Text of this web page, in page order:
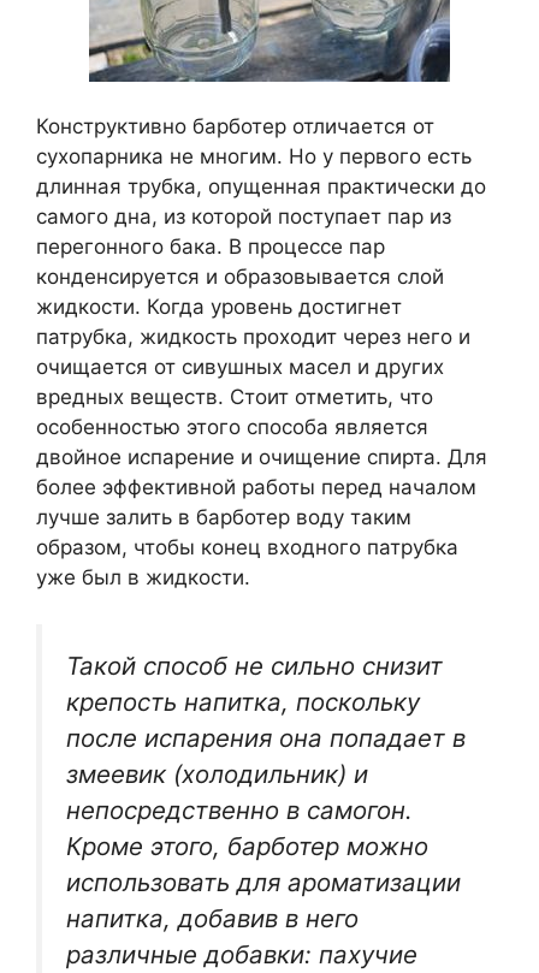
Конструктивно барботер отличается от
сухопарника не многим. Но у первого есть
длинная трубка, опущенная практически до
самого дна, из которой поступает пар из
перегонного бака. В процессе пар
конденсируется и образовывается слой
жидкости. Когда уровень достигнет
патрубка, жидкость проходит через него и
очищается от сивушных масел и других
вредных веществ. Стоит отметить, что
особенностью этого способа является
двойное испарение и очищение спирта. Для
более эффективной работы перед началом
лучше залить в барботер воду таким
образом, чтобы конец входного патрубка
уже был в жидкости.
Такой способ не сильно снизит
крепость напитка, поскольку
после испарения она попадает в
змеевик (холодильник) и
непосредственно в самогон.
Кроме этого, барботер можно
использовать для ароматизации
напитка, добавив в него
различные добавки: пахучие